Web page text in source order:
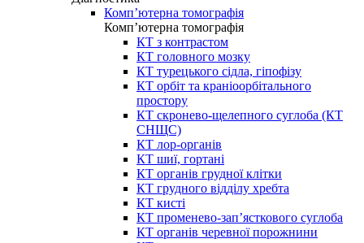
Комп’ютерна томографія
Комп’ютерна томографія
КТ з контрастом
КТ головного мозку
КТ турецького сідла, гіпофізу
КТ орбіт та краніоорбітального
простору
КТ скронево-щелепного суглоба (КТ
СНЩС)
КТ лор-органів
КТ шиї, гортані
КТ органів грудної клітки
КТ грудного відділу хребта
КТ кисті
КТ променево-зап’ясткового суглоба
КТ органів черевної порожнини